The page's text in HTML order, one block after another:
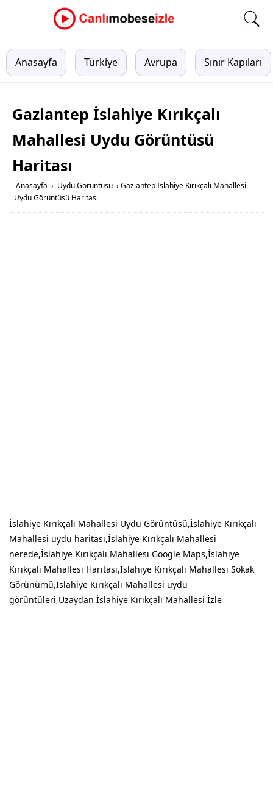
Anasayfa Türkiye Avrupa Sınır Kapıları
Gaziantep İslahiye Kırıkçalı
Mahallesi Uydu Görüntüsü
Haritası
Anasayfa › Uydu Görüntüsü › Gaziantep İslahiye Kırıkçalı Mahallesi
Uydu Görüntüsü Haritası
İslahiye Kırıkçalı Mahallesi Uydu Görüntüsü,İslahiye Kırıkçalı
Mahallesi uydu haritası,İslahiye Kırıkçalı Mahallesi
nerede,İslahiye Kırıkçalı Mahallesi Google Maps,İslahiye
Kırıkçalı Mahallesi Haritası,İslahiye Kırıkçalı Mahallesi Sokak
Görünümü,İslahiye Kırıkçalı Mahallesi uydu
görüntüleri,Uzaydan İslahiye Kırıkçalı Mahallesi İzle